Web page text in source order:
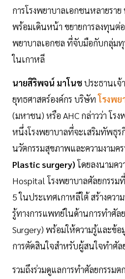
การโรงพยาบาลเอกชนหลายรา
พร้อมเดินหน้า ขยายการลงทุนต่อ
พยาบาลเอกชล ที่จับมือกับกลุ่มทุ
ในเกาหลี
นายสิริพจน์ มาโนชประธานเจ้
ยุทธศาสตร์องค์กร บริษัทโรงพย
(มหาชน) หรือ AHC กล่าวว่า โร
หนึ่งโรงพยาบาลที่จะเสริมทัพธุ
นวัตกรรมสุขภาพและความงามคร
Plastic surgery)โดยลงนามค
Hospital โรงพยาบาลศัลยกรร
5 ในประเทศเกาหลีใต้ สร้างคว
รู้ทางการแพทย์ในด้านการทำศั
Surgery) พร้อมให้ความรู้และข้
การตัดสินใจสำหรับผู้สนใจทำศัล
รวมถึงร่วมดูแลการทำศัลยกรรมต